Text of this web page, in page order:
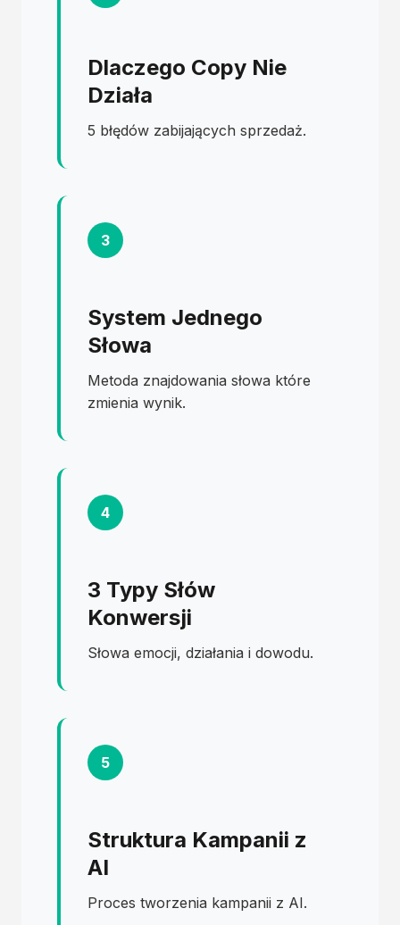
Dlaczego Copy Nie
Działa
5 błędów zabijających sprzedaż.
3
System Jednego
Słowa
Metoda znajdowania słowa które
zmienia wynik.
4
3 Typy Słów
Konwersji
Słowa emocji, działania i dowodu.
5
Struktura Kampanii z
AI
Proces tworzenia kampanii z AI.